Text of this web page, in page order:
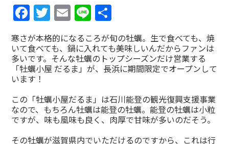
Facebook
Twitter
Email
Line
有
寒さが本格的になるころが旬の牡蠣。生で食べても、焼
いて食べても、鍋に入れても美味しいんだからファンは
多いです。そんな牡蠣のトップシーズンだけ営業する
「牡蠣小屋 だるま」が、長浜に期間限定でオープンして
います！
この「牡蠣小屋だるま」は石川能登の観光復興支援事業
なので、もちろん牡蠣は能登の牡蠣。能登の牡蠣は小粒
ですが、味も風味も良く、肉厚で甘味が多いのだそう。
その牡蠣が滋賀県内でいただけるのですから、これは行